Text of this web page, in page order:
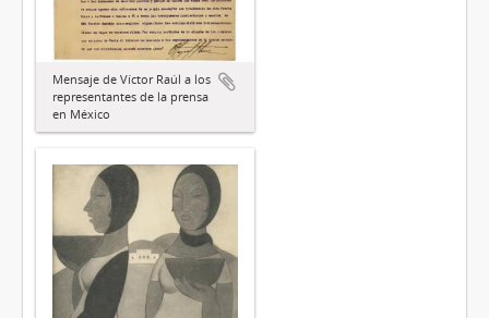
Mensaje de Víctor Raúl a los
representantes de la prensa
en México